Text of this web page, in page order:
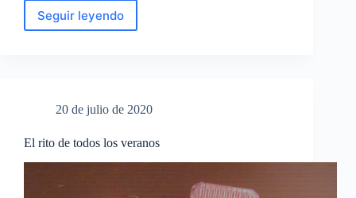
Seguir leyendo
Maternidades
20 de julio de 2020
El rito de todos los veranos